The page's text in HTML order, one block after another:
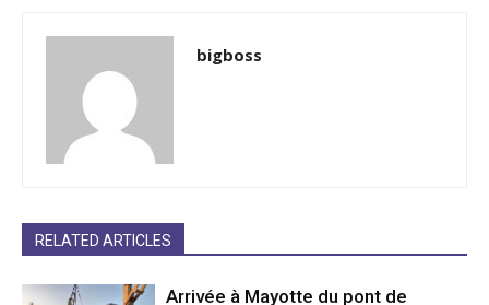
bigboss
RELATED ARTICLES
Arrivée à Mayotte du pont de